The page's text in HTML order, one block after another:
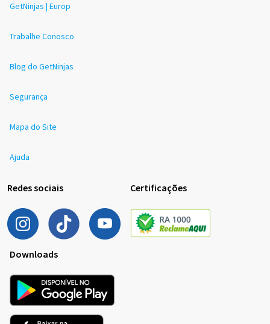
GetNinjas | Europ
Trabalhe Conosco
Blog do GetNinjas
Segurança
Mapa do Site
Ajuda
Redes sociais Certificações
Downloads